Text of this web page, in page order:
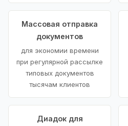
Массовая отправка
документов
для экономии времени
при регулярной рассылке
типовых документов
тысячам клиентов
Диадок для